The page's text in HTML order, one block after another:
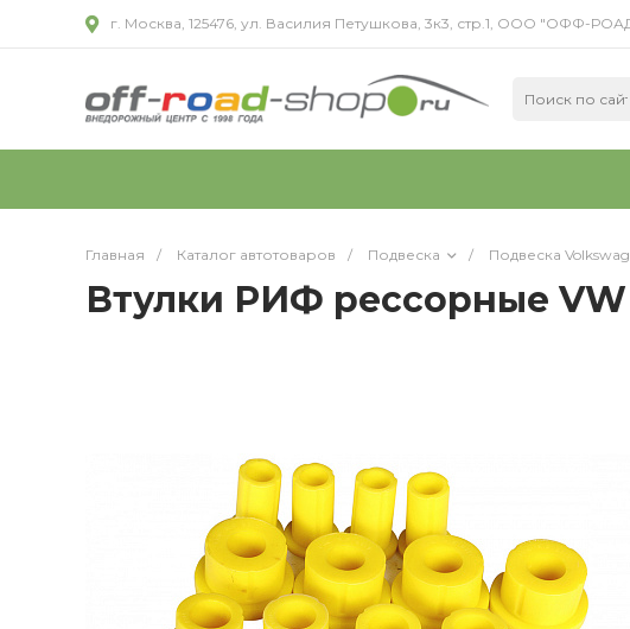
г. Москва, 125476, ул. Василия Петушкова, 3к3, стр.1, ООО "ОФФ-
Главная / Каталог автотоваров / Подвеска / Подвеска
Втулки РИФ рессорные VW